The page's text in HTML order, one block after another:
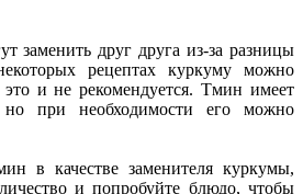
заменить друг друга из-за разницы
рецептах куркуму можно
и не рекомендуется. Тмин имеет
при необходимости его можно
в качестве заменителя куркумы,
и попробуйте блюдо, чтобы